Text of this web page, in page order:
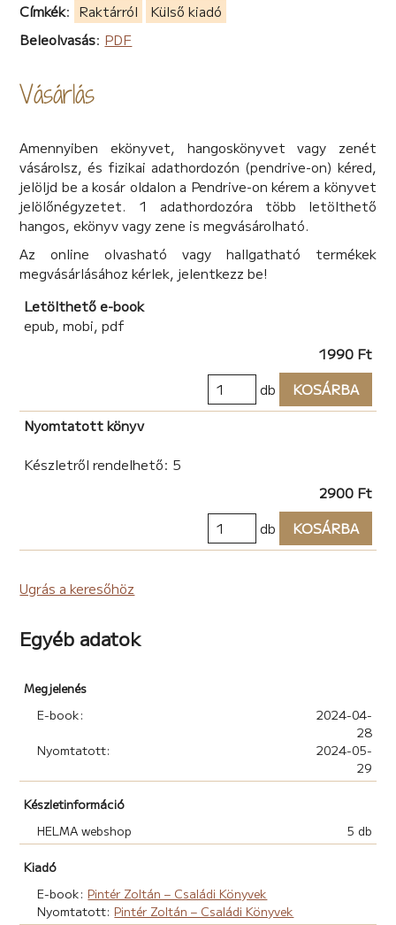
Címkék: Raktárról
Külső kiadó
Beleolvasás: PDF
Vásárlás
Amennyiben ekönyvet, hangoskönyvet vagy zenét
vásárolsz, és fizikai adathordozón (pendrive-on) kéred,
jelöljd be a kosár oldalon a Pendrive-on kérem a könyvet
jelölőnégyzetet. 1 adathordozóra több letölthető
hangos, ekönyv vagy zene is megvásárolható.
Az online olvasható vagy hallgatható termékek
megvásárlásához kérlek, jelentkezz be!
Letölthető e-book
epub, mobi, pdf
1990 Ft
db
KOSÁRBA
Nyomtatott könyv
Készletről rendelhető: 5
2900 Ft
db
KOSÁRBA
Ugrás a keresőhöz
Egyéb adatok
Megjelenés
E-book:
2024-04-
28
Nyomtatott:
2024-05-
29
Készletinformáció
HELMA webshop
5 db
Kiadó
E-book: Pintér Zoltán – Családi Könyvek
Nyomtatott: Pintér Zoltán – Családi Könyvek